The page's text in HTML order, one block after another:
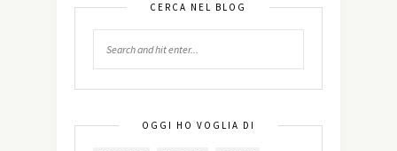
CERCA NEL BLOG
OGGI HO VOGLIA DI